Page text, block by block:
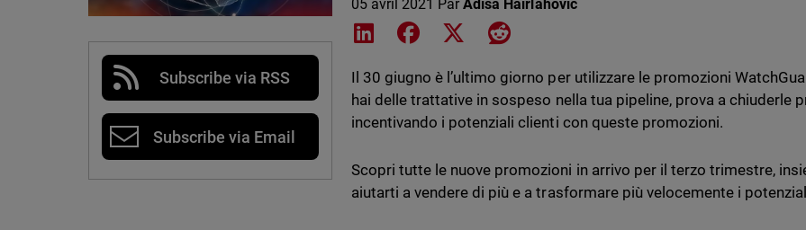
Subscribe via RSS
Subscribe via Email
05 avril 2021 ParAdisa Hairlahovic
Share on LinkedIn
Share on Facebook
Share on XShare on Reddit
Il 30 giugno è l’ultimo giorno per utilizzare le promozioni
hai delle trattative in sospeso nella tua pipeline, prova a chiuderle
incentivando i potenziali clienti con queste promozioni.
Scopri tutte le nuove promozioni in arrivo per il terzo trimestre,
aiutarti a vendere di più e a trasformare più velocemente i